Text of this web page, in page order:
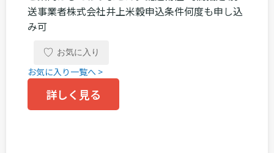
送事業者株式会社井上米穀申込条件何度も申し込
み可
♡ お気に入り
お気に入り一覧へ >
詳しく見る